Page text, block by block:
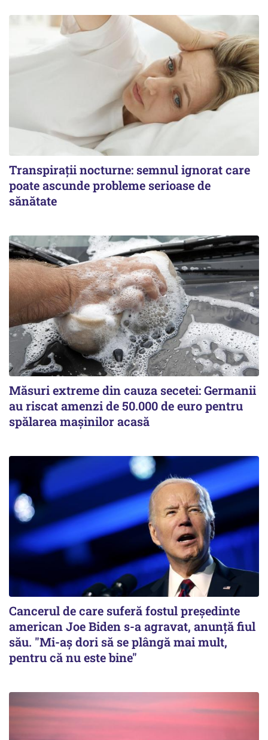
Transpirații nocturne: semnul ignorat care
poate ascunde probleme serioase de
sănătate
Măsuri extreme din cauza secetei: Germanii
au riscat amenzi de 50.000 de euro pentru
spălarea mașinilor acasă
Cancerul de care suferă fostul preşedinte
american Joe Biden s-a agravat, anunță fiul
său. "Mi-aș dori să se plângă mai mult,
pentru că nu este bine"